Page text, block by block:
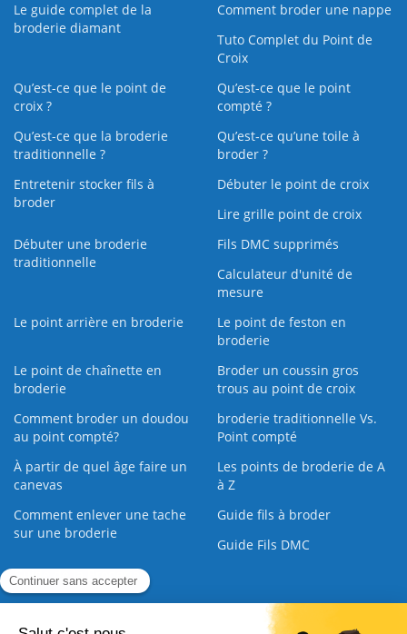
Le guide complet de la
broderie diamant
Comment broder une nappe
Tuto Complet du Point de
Croix
Qu’est-ce que le point de
croix ?
Qu’est-ce que le point
compté ?
Qu’est-ce que la broderie
traditionnelle ?
Qu’est‑ce qu’une toile à
broder ?
Entretenir stocker fils à
broder
Débuter le point de croix
Lire grille point de croix
Débuter une broderie
traditionnelle
Fils DMC supprimés
Calculateur d'unité de
mesure
Le point arrière en broderie
Le point de feston en
broderie
Le point de chaînette en
broderie
Broder un coussin gros
trous au point de croix
Comment broder un doudou
au point compté?
broderie traditionnelle Vs.
Point compté
À partir de quel âge faire un
canevas
Les points de broderie de A
à Z
Comment enlever une tache
sur une broderie
Guide fils à broder
Guide Fils DMC
Guide de la Broderie